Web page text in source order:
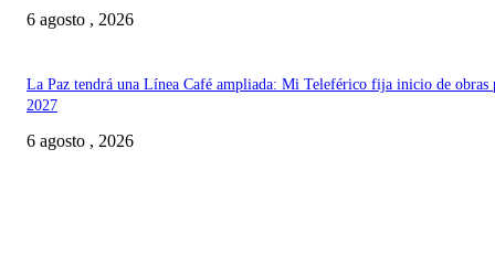
6 agosto , 2026
La Paz tendrá una Línea Café ampliada: Mi Teleférico fija inicio de obras
2027
6 agosto , 2026